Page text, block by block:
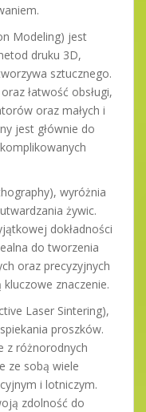
Modeling) jest
druku 3D,
sztucznego.
łatwość obsługi,
oraz małych i
jest głównie do
wyróżnia
żywic.
dokładności
do tworzenia
oraz precyzyjnych
znaczenie.
Laser Sintering),
proszków.
z różnorodnych
ze sobą wiele
i lotniczym.
zdolność do